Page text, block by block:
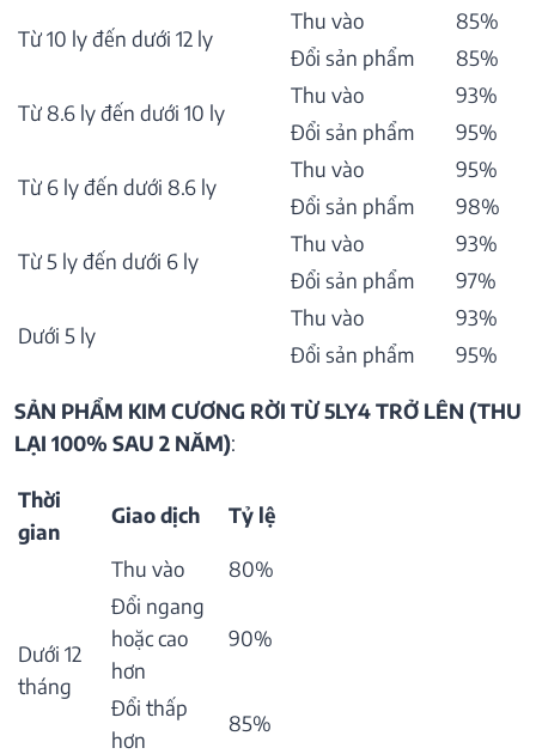
Từ 10 ly đến dưới 12 ly
Thu vào
85%
Đổi sản phẩm
85%
Từ 8.6 ly đến dưới 10 ly
Thu vào
93%
Đổi sản phẩm
95%
Từ 6 ly đến dưới 8.6 ly
Thu vào
95%
Đổi sản phẩm
98%
Từ 5 ly đến dưới 6 ly
Thu vào
93%
Đổi sản phẩm
97%
Dưới 5 ly
Thu vào
93%
Đổi sản phẩm
95%
SẢN PHẨM KIM CƯƠNG RỜI TỪ 5LY4 TRỞ LÊN (THU
LẠI 100% SAU 2 NĂM):
Thời
gian
Giao dịch Tỷ lệ
Dưới 12
tháng
Thu vào
80%
Đổi ngang
hoặc cao
hơn
90%
Đổi thấp
hơn
85%